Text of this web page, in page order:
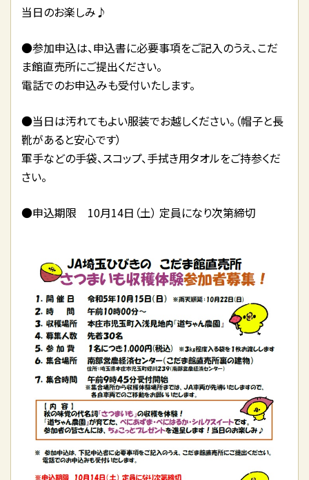
当日のお楽しみ♪
●参加申込は、申込書に必要事項をご記入のうえ、こだ
ま館直売所にご提出ください。
電話でのお申込みも受付いたします。
●当日は汚れてもよい服装でお越しください。（帽子と長
靴があると安心です）
軍手などの手袋、スコップ、手拭き用タオルをご持参くだ
さい。
●申込期限 10月14日（土） 定員になり次第締切